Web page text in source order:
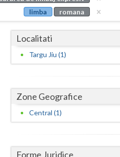
Buzau
Cluj
Covasna
Dambovita
Dolj
limba
romana
Localitati
Targu Jiu (1)
Zone Geografice
Central (1)
Forme Juridice